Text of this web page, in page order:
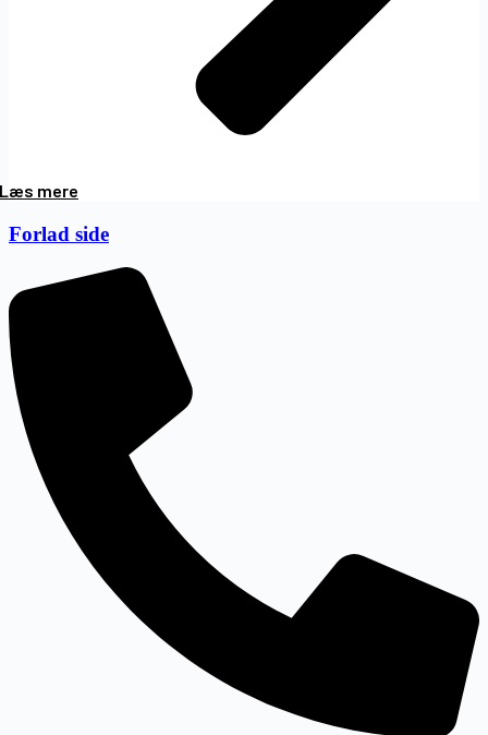
Læs mere
Forlad side